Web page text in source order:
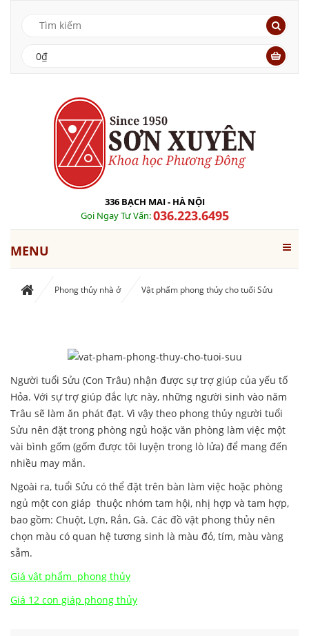
0₫
336 BẠCH MAI - HÀ NỘI
Gọi Ngay Tư Vấn:036.223.6495
MENU
Phong thủy nhà ở Vật phẩm phong thủy cho tuổi Sửu
Người tuổi Sửu (Con Trâu) nhận được sự trợ giúp của yếu tố
Hỏa. Với sự trợ giúp đắc lực này, những người sinh vào năm
Trâu sẽ làm ăn phát đạt. Vì vậy theo phong thủy người tuổi
Sửu nên đặt trong phòng ngủ hoặc văn phòng làm việc một
vài bình gốm (gốm được tôi luyện trong lò lửa) để mang đến
nhiều may mắn.
Ngoài ra, tuổi Sửu có thể đặt trên bàn làm việc hoặc phòng
ngủ một con giáp thuộc nhóm tam hội, nhị hợp và tam hợp,
bao gồm: Chuột, Lợn, Rắn, Gà. Các đồ vật phong thủy nên
chọn màu có quan hệ tương sinh là màu đỏ, tím, màu vàng
sẫm.
Giá vật phẩm phong thủy
Giá 12 con giáp phong thủy